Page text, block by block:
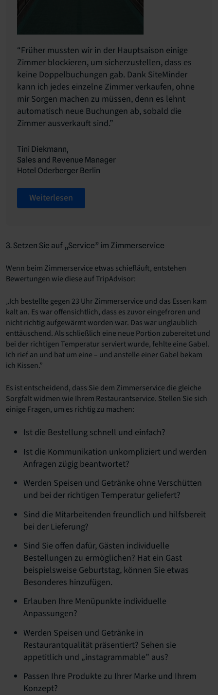
“Früher mussten wir in der Hauptsaison einige
Zimmer blockieren, um sicherzustellen, dass es
keine Doppelbuchungen gab. Dank SiteMinder
kann ich jedes einzelne Zimmer verkaufen, ohne
mir Sorgen machen zu müssen, denn es lehnt
automatisch neue Buchungen ab, sobald die
Zimmer ausverkauft sind.”
Tini Diekmann,
Sales and Revenue Manager
Hotel Oderberger Berlin
Weiterlesen
3. Setzen Sie auf „Service” im Zimmerservice
Wenn beim Zimmerservice etwas schiefläuft, entstehen
Bewertungen wie diese auf TripAdvisor:
„Ich bestellte gegen 23 Uhr Zimmerservice und das Essen kam
kalt an. Es war offensichtlich, dass es zuvor eingefroren und
nicht richtig aufgewärmt worden war. Das war unglaublich
enttäuschend. Als schließlich eine neue Portion zubereitet und
bei der richtigen Temperatur serviert wurde, fehlte eine Gabel.
Ich rief an und bat um eine – und anstelle einer Gabel bekam
ich Kissen.”
Es ist entscheidend, dass Sie dem Zimmerservice die gleiche
Sorgfalt widmen wie Ihrem Restaurantservice. Stellen Sie sich
einige Fragen, um es richtig zu machen:
Ist die Bestellung schnell und einfach?
Ist die Kommunikation unkompliziert und werden
Anfragen zügig beantwortet?
Werden Speisen und Getränke ohne Verschütten
und bei der richtigen Temperatur geliefert?
Sind die Mitarbeitenden freundlich und hilfsbereit
bei der Lieferung?
Sind Sie offen dafür, Gästen individuelle
Bestellungen zu ermöglichen? Hat ein Gast
beispielsweise Geburtstag, können Sie etwas
Besonderes hinzufügen.
Erlauben Ihre Menüpunkte individuelle
Anpassungen?
Werden Speisen und Getränke in
Restaurantqualität präsentiert? Sehen sie
appetitlich und „instagrammable” aus?
Passen Ihre Produkte zu Ihrer Marke und Ihrem
Konzept?